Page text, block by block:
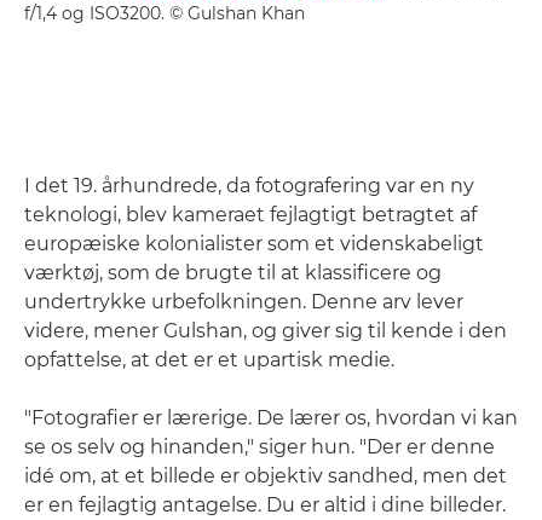
f/1,4 og ISO3200. © Gulshan Khan
I det 19. århundrede, da fotografering var en ny
teknologi, blev kameraet fejlagtigt betragtet af
europæiske kolonialister som et videnskabeligt
værktøj, som de brugte til at klassificere og
undertrykke urbefolkningen. Denne arv lever
videre, mener Gulshan, og giver sig til kende i den
opfattelse, at det er et upartisk medie.
"Fotografier er lærerige. De lærer os, hvordan vi kan
se os selv og hinanden," siger hun. "Der er denne
idé om, at et billede er objektiv sandhed, men det
er en fejlagtig antagelse. Du er altid i dine billeder.